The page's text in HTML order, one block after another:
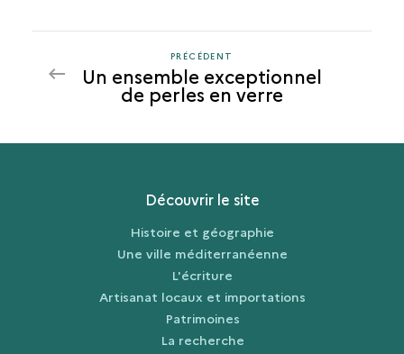
PRÉCÉDENT
PRÉCÉDENT
Un ensemble exceptionnel
de perles en verre
Découvrir le site
Histoire et géographie
Une ville méditerranéenne
L'écriture
Artisanat locaux et importations
Patrimoines
La recherche